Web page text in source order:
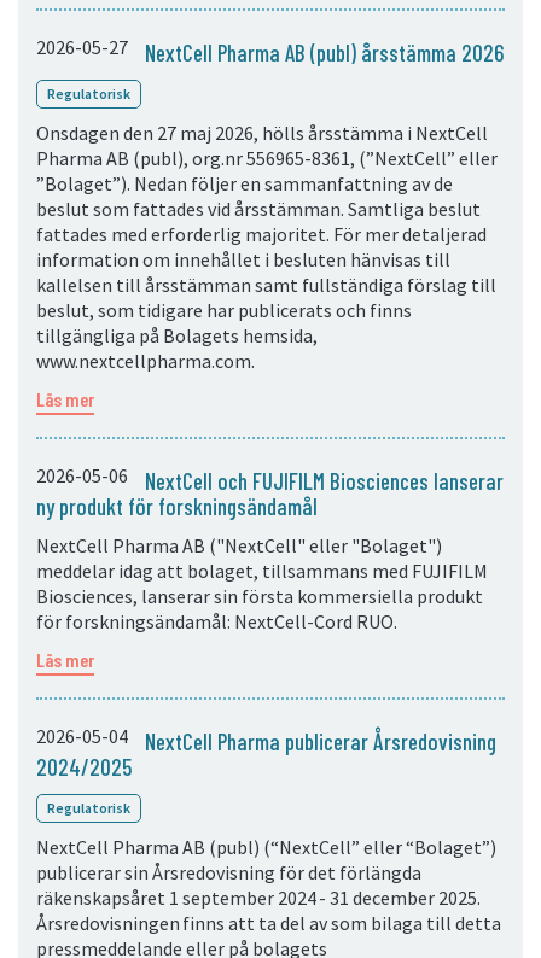
2026-05-27 NextCell Pharma AB (publ) årsstämma 2026
Regulatorisk
Onsdagen den 27 maj 2026, hölls årsstämma i NextCell
Pharma AB (publ), org.nr 556965-8361, (”NextCell” eller
”Bolaget”). Nedan följer en sammanfattning av de
beslut som fattades vid årsstämman. Samtliga beslut
fattades med erforderlig majoritet. För mer detaljerad
information om innehållet i besluten hänvisas till
kallelsen till årsstämman samt fullständiga förslag till
beslut, som tidigare har publicerats och finns
tillgängliga på Bolagets hemsida,
www.nextcellpharma.com.
Läs mer
2026-05-06
NextCell och FUJIFILM Biosciences lanserar
ny produkt för forskningsändamål
NextCell Pharma AB ("NextCell" eller "Bolaget")
meddelar idag att bolaget, tillsammans med FUJIFILM
Biosciences, lanserar sin första kommersiella produkt
för forskningsändamål: NextCell-Cord RUO.
Läs mer
2026-05-04
NextCell Pharma publicerar Årsredovisning
2024/2025
Regulatorisk
NextCell Pharma AB (publ) (“NextCell” eller “Bolaget”)
publicerar sin Årsredovisning för det förlängda
räkenskapsåret 1 september 2024 - 31 december 2025.
Årsredovisningen finns att ta del av som bilaga till detta
pressmeddelande eller på bolagets